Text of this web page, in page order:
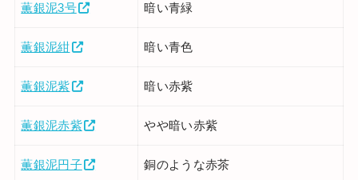
薫銀泥3号 暗い青緑
薫銀泥紺 暗い青色
薫銀泥紫 暗い赤紫
薫銀泥赤紫 やや暗い赤紫
薫銀泥円子 銅のような赤茶